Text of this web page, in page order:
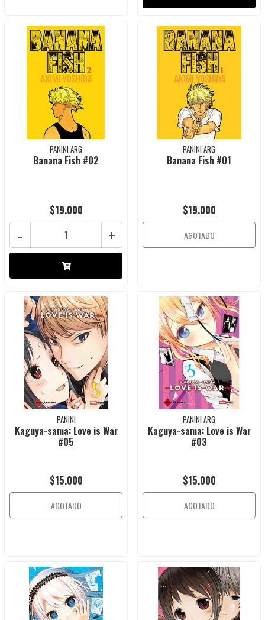
PANINI ARG
Banana Fish #02
$19.000
+
-
PANINI ARG
Banana Fish #01
$19.000
AGOTADO
PANINI
Kaguya-sama: Love is War
#05
$15.000
AGOTADO
PANINI ARG
Kaguya-sama: Love is War
#03
$15.000
AGOTADO